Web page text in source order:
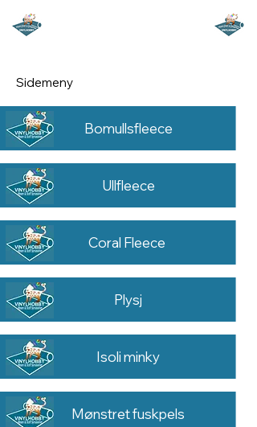
Sidemeny
Bomullsfleece
Ullfleece
Coral Fleece
Plysj
Isoli minky
Mønstret fuskpels